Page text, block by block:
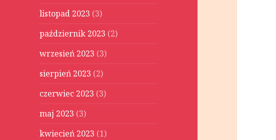
listopad 2023 (3)
październik 2023 (2)
wrzesień 2023 (3)
sierpień 2023 (2)
czerwiec 2023 (3)
maj 2023 (3)
kwiecień 2023 (1)